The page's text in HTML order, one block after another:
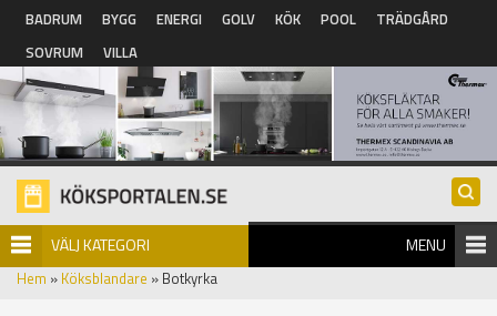
Hoppa till huvudinnehåll
BADRUM BYGG ENERGI GOLV KÖK POOL
TRÄDGÅRD
SOVRUM
VILLA
VÄLJ KATEGORI MENU
Hem » Köksblandare » Botkyrka